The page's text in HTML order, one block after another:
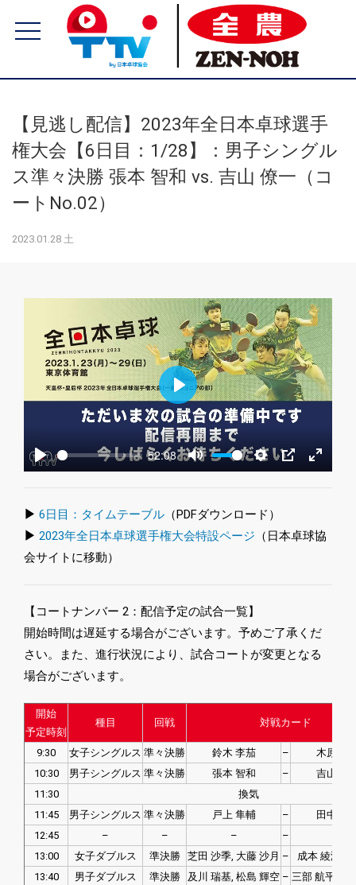
【見逃し配信】2023年全日本卓球選手
権大会【6日目：1/28】：男子シングル
ス準々決勝 張本 智和 vs. 吉山 僚一（コ
ートNo.02）
2023.01.28 土
Play
52:08
Mute Settings
PIP Enter
Play
▶ 6日目：タイムテーブル （PDFダウンロード）
▶ 2023年全日本卓球選手権大会特設ページ （日本卓球協
会サイトに移動）
【コートナンバー 2：配信予定の試合一覧】
開始時間は遅延する場合がございます。予めご了承くだ
さい。また、進行状況により、試合コートが変更となる
場合がございます。
開始
予定時刻
種目 回戦 対戦カード
9:30 女子シングルス 準々決勝 鈴木 李茄 –
木原 美
10:30
男子シングルス 準々決勝 張本 智和 –
吉山 僚
11:30
換気
11:45
男子シングルス 準々決勝 戸上 隼輔 –
田中 佑
12:45
– – – –
13:00
女子ダブルス 準決勝 芝田 沙季, 大藤 沙月 –
成本 綾海,
13:40
男子ダブルス 準決勝 及川 瑞基, 松島 輝空 – 三部 航平, 龍